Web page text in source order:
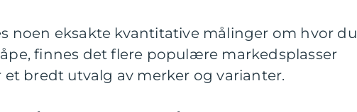
noen eksakte kvantitative målinger om hvor du
finnes det flere populære markedsplasser
bredt utvalg av merker og varianter.